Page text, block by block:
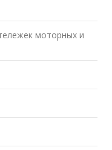
моторных и